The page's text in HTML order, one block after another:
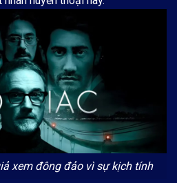
xem đông đảo vì sự kịch tính